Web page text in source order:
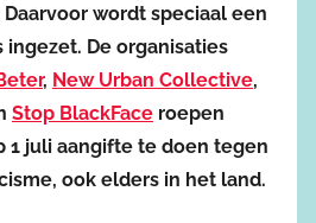
wordt speciaal een
De organisaties
, New Urban Collective,
Stop BlackFace roepen
1 juli aangifte te doen tegen
ook elders in het land.